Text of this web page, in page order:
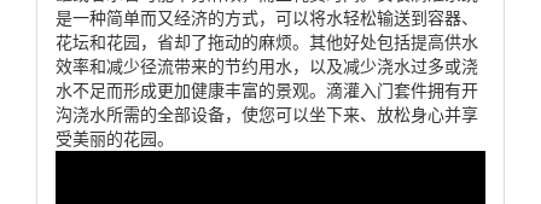
是一种简单而又经济的方式，可以将水轻松输送到容器、
花坛和花园，省却了拖动的麻烦。其他好处包括提高供水
效率和减少径流带来的节约用水，以及减少浇水过多或浇
水不足而形成更加健康丰富的景观。滴灌入门套件拥有开
沟浇水所需的全部设备，使您可以坐下来、放松身心并享
受美丽的花园。